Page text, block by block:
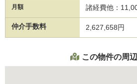
月額 諸経費他：
仲介手数料 2,627,658円
この物件の周